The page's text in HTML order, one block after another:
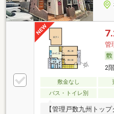
管
2
敷金なし
バス・トイレ別
【管理戸数九州トッ